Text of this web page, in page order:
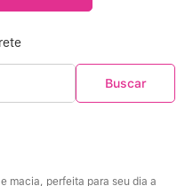
macia, perfeita para seu dia a